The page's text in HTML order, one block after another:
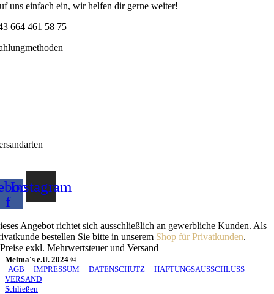
uns einfach ein, wir helfen dir gerne weiter!
664 461 58 75
f
Instagram
Angebot richtet sich ausschließlich an gewerbliche Kunden. Als
bestellen Sie bitte in unserem Shop für Privatkunden.
exkl. Mehrwertsteuer und Versand
Melma's e.U. 2024 ©
AGB
IMPRESSUM DATENSCHUTZ
HAFTUNGSAUSSCHLUSS
VERSAND
Schließen